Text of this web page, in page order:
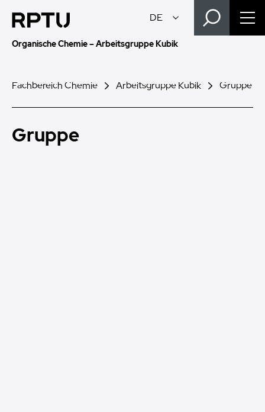
Organische Chemie – Arbeitsgruppe Kubik
Fachbereich Chemie Arbeitsgruppe Kubik Gruppe
Gruppe